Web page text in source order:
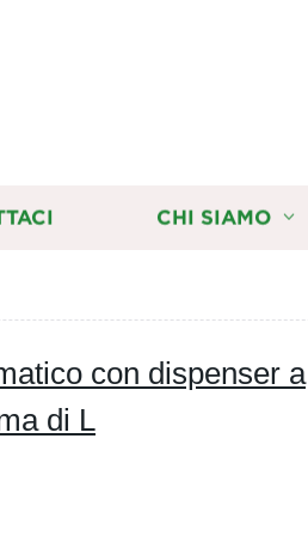
CHI SIAMO
con dispenser a
di L